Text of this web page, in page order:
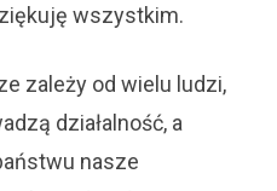
wszystkim.
zależy od wielu ludzi,
działalność, a
nasze